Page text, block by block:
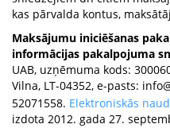
kas pārvalda kontus,
Maksājumu iniciēšanas
informācijas pakalpojuma
UAB, uzņēmuma kods:
Vilna, LT-04352, e-pasts:
52071558. Elektroniskās
izdota 2012. gada 27.